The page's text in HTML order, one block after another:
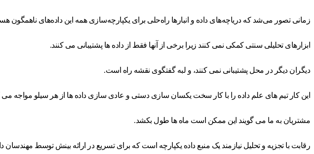
زمانی تصور می‌شد که دریاچه‌های داده و انبارها راه‌حلی برای یکپارچه‌سازی همه این داده‌های ناهمگون
ابزارهای تحلیلی سنتی کمکی نمی کنند زیرا برخی از آنها فقط از داده ها پشتیبانی می کنند.
دیگران دیگر در محل پشتیبانی نمی کنند، و لبه گفتگوی نقشه راه است.
این کار تیم های علم داده را با کار سخت یکسان سازی دستی و عادی سازی داده ها از هر سیلو مواجه می
مشتریان به ما می گویند این ممکن است ماه ها طول بکشد.
رقابت با تجزیه و تحلیل نیازمند یک منبع داده یکپارچه است که برای تسریع در ارائه بینش توسط مهندسان